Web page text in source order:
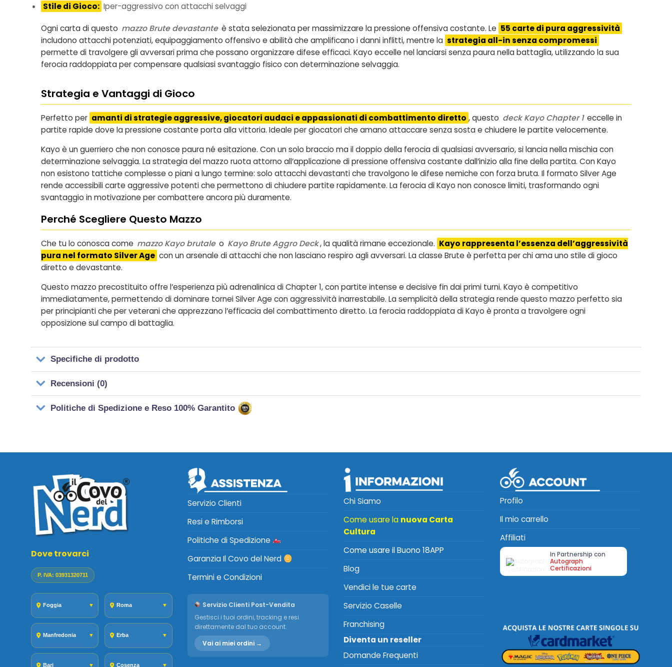
Stile di Gioco: Iper-aggressivo con attacchi selvaggi
Ogni carta di questo mazzo Brute devastante è stata selezionata per massimizzare la pressione offensiva costante. Le 55 carte di pura aggressività
includono attacchi potenziati, equipaggiamento offensivo e abilità che amplificano i danni inflitti, mentre la strategia all-in senza compromessi
permette di travolgere gli avversari prima che possano organizzare difese efficaci. Kayo eccelle nel lanciarsi senza paura nella battaglia, utilizzando la sua
ferocia raddoppiata per compensare qualsiasi svantaggio fisico con determinazione selvaggia.
Strategia e Vantaggi di Gioco
Perfetto per amanti di strategie aggressive, giocatori audaci e appassionati di combattimento diretto , questo deck Kayo Chapter 1 eccelle in
partite rapide dove la pressione costante porta alla vittoria. Ideale per giocatori che amano attaccare senza sosta e chiudere le partite velocemente.
Kayo è un guerriero che non conosce paura né esitazione. Con un solo braccio ma il doppio della ferocia di qualsiasi avversario, si lancia nella mischia con
determinazione selvaggia. La strategia del mazzo ruota attorno all’applicazione di pressione offensiva costante dall’inizio alla fine della partita. Con Kayo
non esistono tattiche complesse o piani a lungo termine: solo attacchi devastanti che travolgono le difese nemiche con forza bruta. Il formato Silver Age
rende accessibili carte aggressive potenti che permettono di chiudere partite rapidamente. La ferocia di Kayo non conosce limiti, trasformando ogni
svantaggio in motivazione per combattere ancora più duramente.
Perché Scegliere Questo Mazzo
Che tu lo conosca come mazzo Kayo brutale o Kayo Brute Aggro Deck, la qualità rimane eccezionale. Kayo rappresenta l’essenza dell’aggressività
pura nel formato Silver Age con un arsenale di attacchi che non lasciano respiro agli avversari. La classe Brute è perfetta per chi ama uno stile di gioco
diretto e devastante.
Questo mazzo precostituito offre l’esperienza più adrenalinica di Chapter 1, con partite intense e decisive fin dai primi turni. Kayo è competitivo
immediatamente, permettendo di dominare tornei Silver Age con aggressività inarrestabile. La semplicità della strategia rende questo mazzo perfetto sia
per principianti che per veterani che apprezzano l’efficacia del combattimento diretto. La ferocia raddoppiata di Kayo è pronta a travolgere ogni
opposizione sul campo di battaglia.
Specifiche di prodotto
Recensioni (0)
Politiche di Spedizione e Reso 100% Garantito
Dove trovarci
P. IVA: 03931320711
Foggia ▼ Roma ▼
Manfredonia ▼ Erba ▼
Bari ▼ Cosenza ▼
Servizio Clienti
Resi e Rimborsi
Politiche di Spedizione
Garanzia Il Covo del Nerd
Termini e Condizioni
Servizio Clienti Post-Vendita
Gestisci i tuoi ordini, tracking e resi
direttamente dal tuo account.
Vai ai miei ordini →
Chi Siamo
Come usare la nuova Carta
Cultura
Come usare il Buono 18APP
Blog
Vendici le tue carte
Servizio Caselle
Franchising
Diventa un reseller
Domande Frequenti
Profilo
Il mio carrello
Affiliati
In Partnership con
Autograph
Certificazioni